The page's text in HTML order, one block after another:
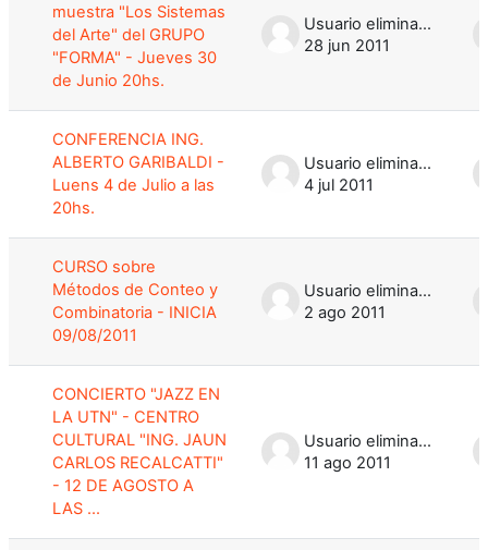
muestra "Los Sistemas
del Arte" del GRUPO
"FORMA" - Jueves 30
de Junio 20hs.
Usuario eliminado
28 jun 2011
CONFERENCIA ING.
ALBERTO GARIBALDI -
Luens 4 de Julio a las
20hs.
Usuario eliminado
4 jul 2011
CURSO sobre
Métodos de Conteo y
Combinatoria - INICIA
09/08/2011
Usuario eliminado
2 ago 2011
CONCIERTO "JAZZ EN
LA UTN" - CENTRO
CULTURAL "ING. JAUN
CARLOS RECALCATTI"
- 12 DE AGOSTO A
LAS ...
Usuario eliminado
11 ago 2011